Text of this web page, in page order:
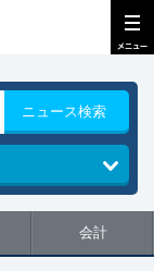
ニュース検索
会計